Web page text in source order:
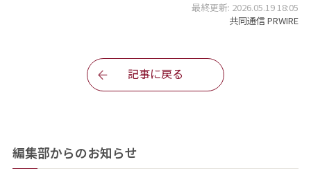
最終更新: 2026.05.19 18:05
共同通信 PRWIRE
記事に戻る
編集部からのお知らせ